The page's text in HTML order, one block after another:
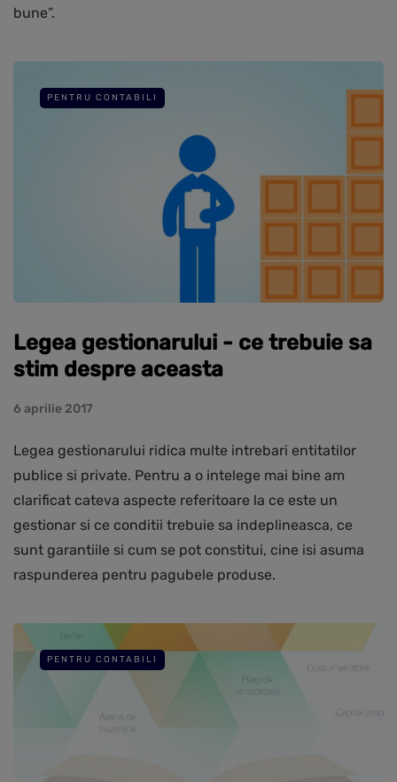
bune”.
PENTRU CONTABILI
Legea gestionarului - ce trebuie sa
stim despre aceasta
6 aprilie 2017
Legea gestionarului ridica multe intrebari entitatilor
publice si private. Pentru a o intelege mai bine am
clarificat cateva aspecte referitoare la ce este un
gestionar si ce conditii trebuie sa indeplineasca, ce
sunt garantiile si cum se pot constitui, cine isi asuma
raspunderea pentru pagubele produse.
PENTRU CONTABILI